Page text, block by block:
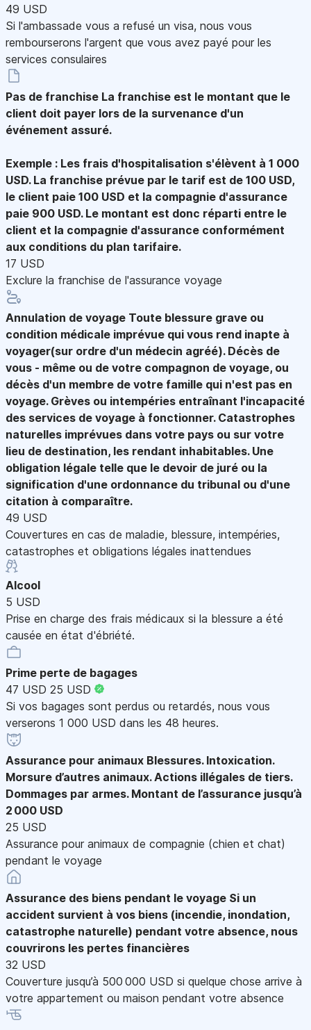
49 USD
Si l'ambassade vous a refusé un visa, nous vous
rembourserons l'argent que vous avez payé pour les
services consulaires
Pas de franchise La franchise est le montant que le
client doit payer lors de la survenance d'un
événement assuré.
Exemple : Les frais d'hospitalisation s'élèvent à 1 000
USD. La franchise prévue par le tarif est de 100 USD,
le client paie 100 USD et la compagnie d'assurance
paie 900 USD. Le montant est donc réparti entre le
client et la compagnie d'assurance conformément
aux conditions du plan tarifaire.
17 USD
Exclure la franchise de l'assurance voyage
Annulation de voyage Toute blessure grave ou
condition médicale imprévue qui vous rend inapte à
voyager(sur ordre d'un médecin agréé). Décès de
vous - même ou de votre compagnon de voyage, ou
décès d'un membre de votre famille qui n'est pas en
voyage. Grèves ou intempéries entraînant l'incapacité
des services de voyage à fonctionner. Catastrophes
naturelles imprévues dans votre pays ou sur votre
lieu de destination, les rendant inhabitables. Une
obligation légale telle que le devoir de juré ou la
signification d'une ordonnance du tribunal ou d'une
citation à comparaître.
49 USD
Couvertures en cas de maladie, blessure, intempéries,
catastrophes et obligations légales inattendues
Alcool
5 USD
Prise en charge des frais médicaux si la blessure a été
causée en état d'ébriété.
Prime perte de bagages
47 USD 25 USD
Si vos bagages sont perdus ou retardés, nous vous
verserons 1 000 USD dans les 48 heures.
Assurance pour animaux Blessures. Intoxication.
Morsure d’autres animaux. Actions illégales de tiers.
Dommages par armes. Montant de l’assurance jusqu’à
2 000 USD
25 USD
Assurance pour animaux de compagnie (chien et chat)
pendant le voyage
Assurance des biens pendant le voyage Si un
accident survient à vos biens (incendie, inondation,
catastrophe naturelle) pendant votre absence, nous
couvrirons les pertes financières
32 USD
Couverture jusqu’à 500 000 USD si quelque chose arrive à
votre appartement ou maison pendant votre absence